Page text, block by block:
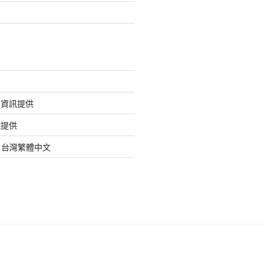
訊提供
供
灣繁體中文